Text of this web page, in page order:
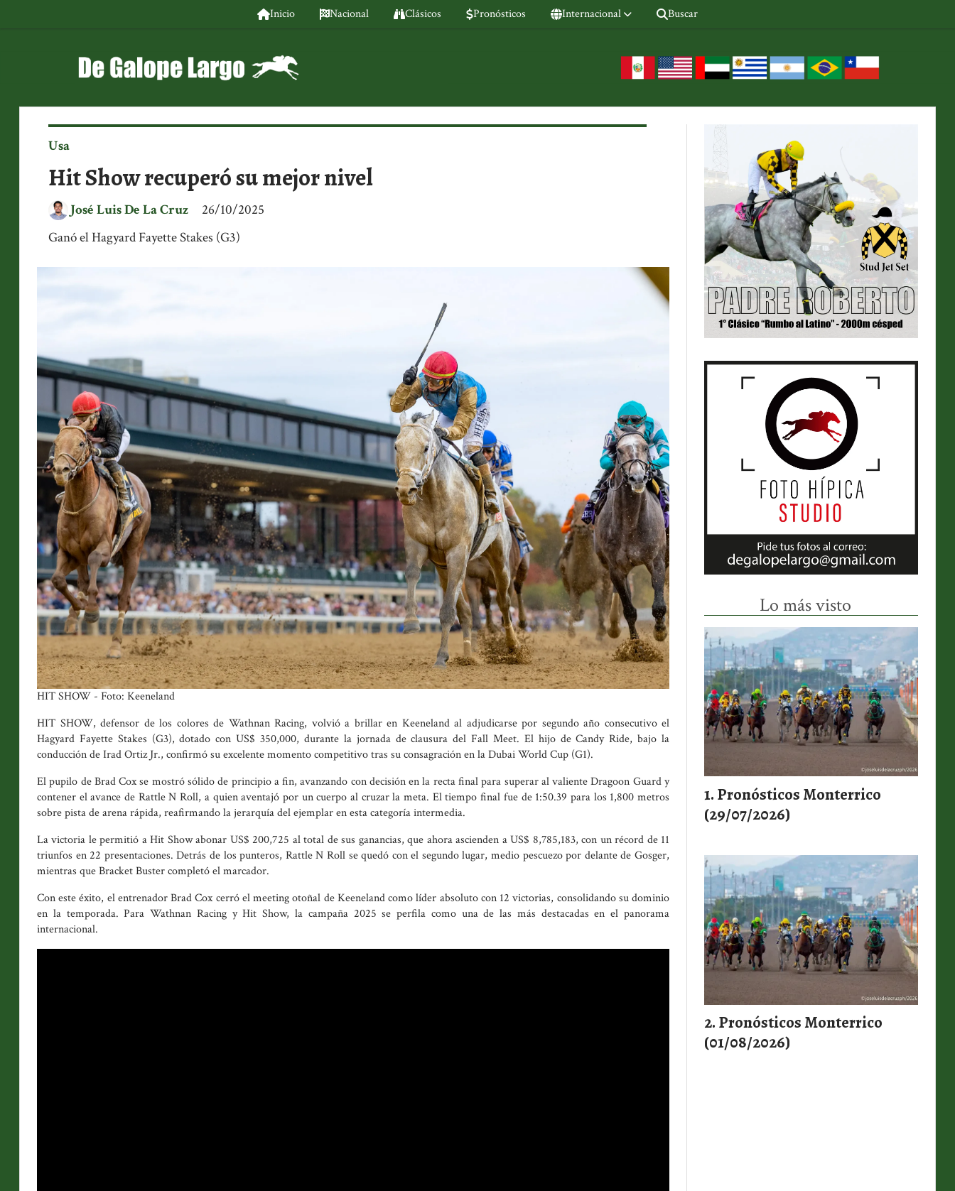
Inicio Nacional Clásicos Pronósticos Internacional Buscar
Hit Show recuperó su mejor nivel
Ganó el Hagyard Fayette Stakes (G3)
Usa
26/10/2025
José Luis De La Cruz
HIT SHOW - Foto: Keeneland
HIT SHOW, defensor de los colores de Wathnan Racing, volvió a brillar en Keeneland al adjudicarse por segundo año consecutivo el
Hagyard Fayette Stakes (G3), dotado con US$ 350,000, durante la jornada de clausura del Fall Meet. El hijo de Candy Ride, bajo la
conducción de Irad Ortiz Jr., confirmó su excelente momento competitivo tras su consagración en la Dubai World Cup (G1).
El pupilo de Brad Cox se mostró sólido de principio a fin, avanzando con decisión en la recta final para superar al valiente Dragoon Guard y
contener el avance de Rattle N Roll, a quien aventajó por un cuerpo al cruzar la meta. El tiempo final fue de 1:50.39 para los 1,800 metros
sobre pista de arena rápida, reafirmando la jerarquía del ejemplar en esta categoría intermedia.
La victoria le permitió a Hit Show abonar US$ 200,725 al total de sus ganancias, que ahora ascienden a US$ 8,785,183, con un récord de 11
triunfos en 22 presentaciones. Detrás de los punteros, Rattle N Roll se quedó con el segundo lugar, medio pescuezo por delante de Gosger,
mientras que Bracket Buster completó el marcador.
Con este éxito, el entrenador Brad Cox cerró el meeting otoñal de Keeneland como líder absoluto con 12 victorias, consolidando su dominio
en la temporada. Para Wathnan Racing y Hit Show, la campaña 2025 se perfila como una de las más destacadas en el panorama
internacional.
Lo más visto
Pronósticos Monterrico
(29/07/2026)
Pronósticos Monterrico
(01/08/2026)